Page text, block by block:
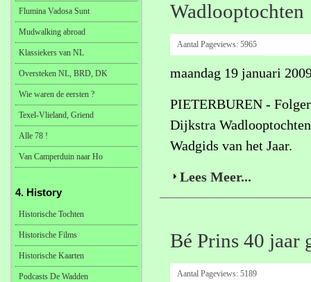
Wadlooptochten
Aantal Pageviews: 5965
maandag 19 januari
PIETERBUREN -
Dijkstra
Wadgids van het Jaar.
Lees Meer...
Bé Prins 40 jaar
Aantal Pageviews: 5189
Flumina Vadosa Sunt
Mudwalking abroad
Klassiekers van NL
Oversteken NL, BRD, DK
Wie waren de eersten ?
Texel-Vlieland, Griend
Alle 78 !
Van Camperduin naar Ho
4. History
Historische Tochten
Historische Films
Historische Kaarten
Podcasts De Wadden